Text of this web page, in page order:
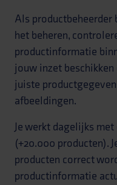
Als
het beheren,
productinformatie
jouw inzet
juiste
afbeeldingen.
Je werkt dagelijks
(+20.000 producten).
producten correct
productinformatie